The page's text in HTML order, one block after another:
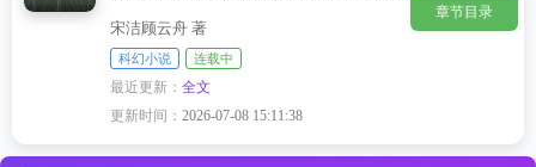
宋洁顾云舟 著
科幻小说 连载中
最近更新：全文
更新时间：2026-07-08 15:11:38
章节目录